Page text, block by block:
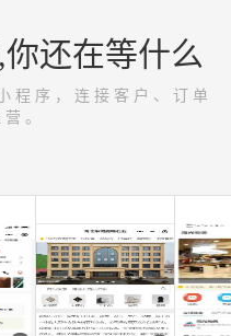
还在等什么
程序，连接客户、订单
。